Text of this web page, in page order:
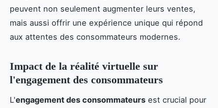
peuvent non seulement augmenter leurs ventes,
mais aussi offrir une expérience unique qui répond
aux attentes des consommateurs modernes.
Impact de la réalité virtuelle sur
l'engagement des consommateurs
L'engagement des consommateurs est crucial pour